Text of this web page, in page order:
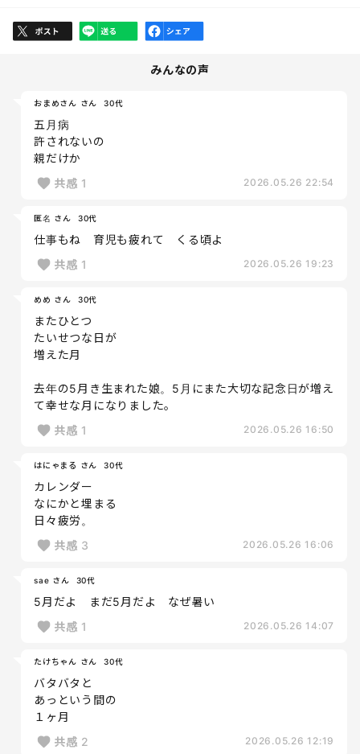
みんなの声
おまめさん さん 30代
五月病
許されないの
親だけか
共感 1 2026.05.26 22:54
匿名 さん 30代
仕事もね 育児も疲れて くる頃よ
共感 1 2026.05.26 19:23
めめ さん 30代
またひとつ
たいせつな日が
増えた月
去年の5月き生まれた娘。5月にまた大切な記念日が増え
て幸せな月になりました。
共感 1 2026.05.26 16:50
はにゃまる さん 30代
カレンダー
なにかと埋まる
日々疲労。
共感 3 2026.05.26 16:06
sae さん 30代
5月だよ まだ5月だよ なぜ暑い
共感 1 2026.05.26 14:07
たけちゃん さん 30代
バタバタと
あっという間の
１ヶ月
共感 2 2026.05.26 12:19